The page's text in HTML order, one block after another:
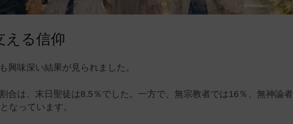
える信仰
興味深い結果が見られました。
合は、末日聖徒は8.5％でした。一方で、無宗教者では16％、無神論者
なっています。